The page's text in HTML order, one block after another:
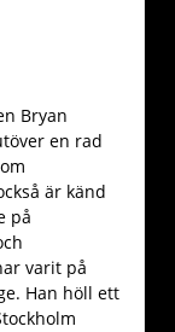
Bryan
en rad
är känd
på
varit på
Han höll ett